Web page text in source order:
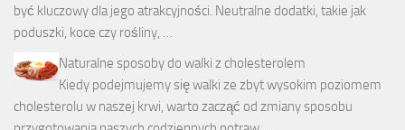
być kluczowy dla jego atrakcyjności. Neutralne dodatki, takie jak
poduszki, koce czy rośliny, …
Naturalne sposoby do walki z cholesterolem
Kiedy podejmujemy się walki ze zbyt wysokim poziomem
cholesterolu w naszej krwi, warto zacząć od zmiany sposobu